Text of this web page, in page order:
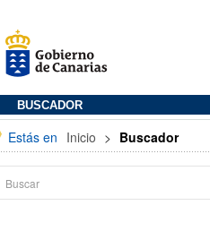
BUSCADOR
Estás en Inicio > Buscador